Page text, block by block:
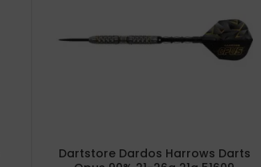
Dartstore Dardos Harrows Darts